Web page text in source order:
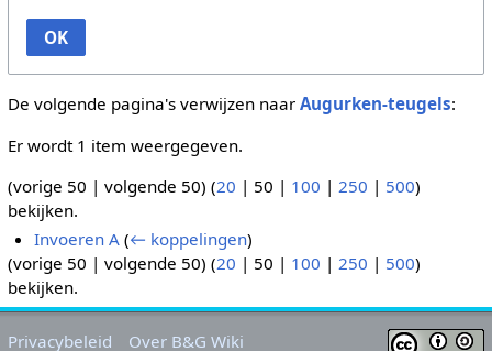
OK
De volgende pagina's verwijzen naar Augurken-teugels:
Er wordt 1 item weergegeven.
(vorige 50 | volgende 50) (20 | 50 | 100 | 250 | 500)
bekijken.
Invoeren A (← koppelingen)
(vorige 50 | volgende 50) (20 | 50 | 100 | 250 | 500)
bekijken.
Privacybeleid Over B&G Wiki